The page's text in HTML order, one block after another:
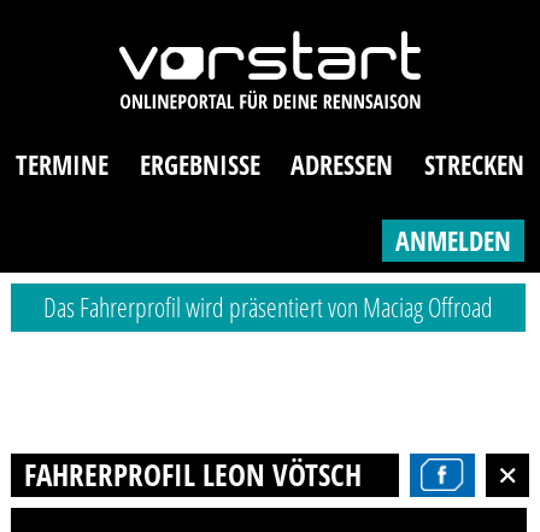
TERMINE ERGEBNISSE ADRESSEN STRECKEN
ANMELDEN
Das Fahrerprofil wird präsentiert von Maciag Offroad
FAHRERPROFIL LEON VÖTSCH